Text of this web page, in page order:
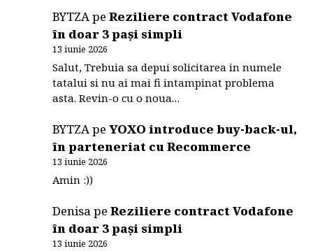
BYTZApeReziliere contract Vodafone
în doar 3 pași simpli
13 iunie 2026
Salut, Trebuia sa depui solicitarea in numele
tatalui si nu ai mai fi intampinat problema
asta. Revin-o cu o noua…
BYTZApeYOXO introduce buy-back-ul,
în parteneriat cu Recommerce
13 iunie 2026
Amin :))
DenisapeReziliere contract Vodafone
în doar 3 pași simpli
13 iunie 2026